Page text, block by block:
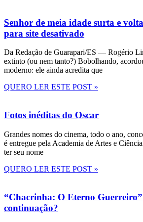
Senhor de meia idade surta e
para site desativado
Da Redação de Guarapari/ES — Rogério
extinto (ou nem tanto?) Bobolhando,
moderno: ele ainda acredita que
QUERO LER ESTE POST »
Fotos inéditas do Oscar
Grandes nomes do cinema, todo o ano,
é entregue pela Academia de Artes e
ter seu nome
QUERO LER ESTE POST »
“Chacrinha: O Eterno
continuação?